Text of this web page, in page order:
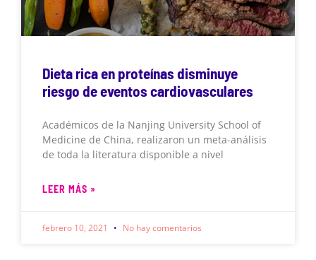
Dieta rica en proteínas disminuye
riesgo de eventos cardiovasculares
Académicos de la Nanjing University School of
Medicine de China, realizaron un meta-análisis
de toda la literatura disponible a nivel
LEER MÁS »
febrero 10, 2021 No hay comentarios